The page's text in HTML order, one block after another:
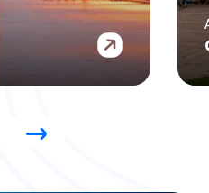
Alquiler de
Craiova